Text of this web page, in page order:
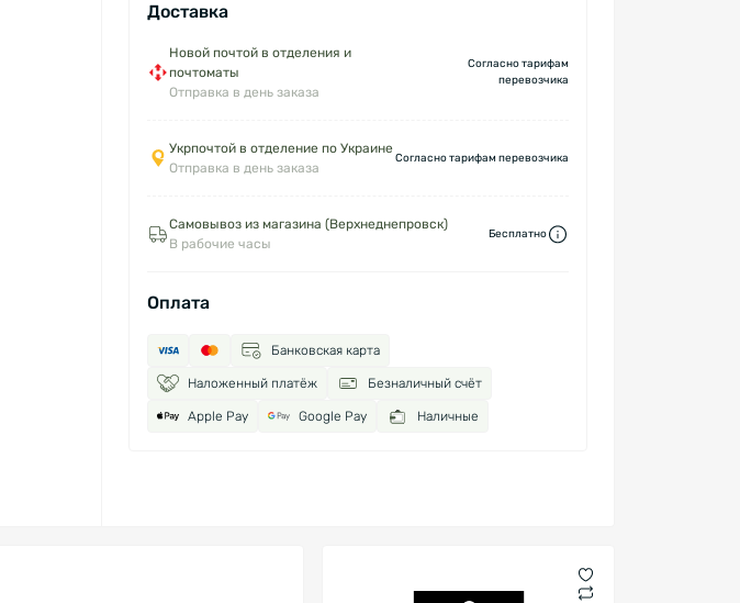
Доставка
Новой почтой в отделения и
почтоматы
Отправка в день заказа
Согласно тарифам
перевозчика
Укрпочтой в отделение по Украине
Отправка в день заказа
Согласно тарифам перевозчика
Самовывоз из магазина (Верхнеднепровск)
В рабочие часы
Бесплатно
Оплата
Банковская карта
Наложенный платёж Безналичный счёт
Apple Pay Google Pay Наличные